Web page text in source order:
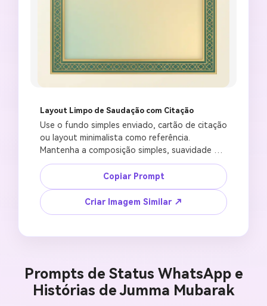
Layout Limpo de Saudação com Citação
Use o fundo simples enviado, cartão de citação
ou layout minimalista como referência.
Mantenha a composição simples, suavidade de
cor e espaço em branco legível. Crie um fundo
de cartão de citação de Jumuah Mubarak com
uma refinada forma de janela de mesquita,
borda geométrica sutil, paleta suave em
dourado e esmeralda, grande área em branco
polido de saudação social, formato 4:5, sem
político, sem artefatos de baixa qualidade.
Copiar Prompt
Criar Imagem Similar ↗
Prompts de Status WhatsApp e
Histórias de Jumma Mubarak